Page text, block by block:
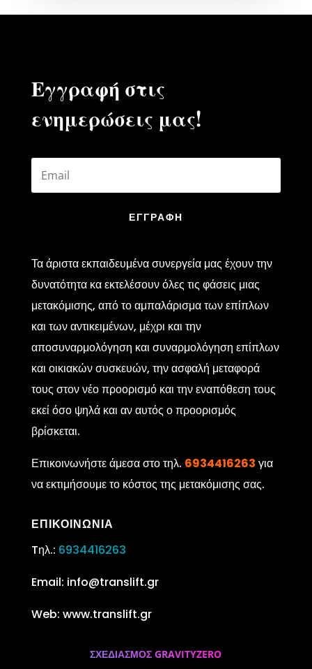
Εγγραφή στις
ενημερώσεις μας!
ΕΓΓΡΑΦΗ
Τα άριστα εκπαιδευμένα συνεργεία μας έχουν την
δυνατότητα κα εκτελέσουν όλες τις φάσεις μιας
μετακόμισης, από το αμπαλάρισμα των επίπλων
και των αντικειμένων, μέχρι και την
αποσυναρμολόγηση και συναρμολόγηση επίπλων
και οικιακών συσκευών, την ασφαλή μεταφορά
τους στον νέο προορισμό και την εναπόθεση τους
εκεί όσο ψηλά και αν αυτός ο προορισμός
βρίσκεται.
Επικοινωνήστε άμεσα στο τηλ. 6934416263 για
να εκτιμήσουμε το κόστος της μετακόμισης σας.
ΕΠΙΚΟΙΝΩΝΙΑ
Tηλ.: 6934416263
Email: info@translift.gr
Web: www.translift.gr
ΣΧΕΔΙΑΣΜΟΣ GRAVITYZERO